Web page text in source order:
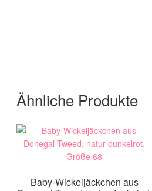
Ähnliche Produkte
Baby-Wickeljäckchen aus